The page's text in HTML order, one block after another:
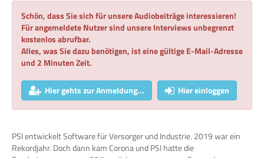
Schön, dass Sie sich für unsere Audiobeiträge interessieren!
Für angemeldete Nutzer sind unsere Interviews unbegrenzt
kostenlos abrufbar.
Alles, was Sie dazu benötigen, ist eine gültige E-Mail-Adresse
und 2 Minuten Zeit.
Hier gehts zur Anmeldung... Hier einloggen
PSI entwickelt Software für Versorger und Industrie. 2019 war ein
Rekordjahr. Doch dann kam Corona und PSI hatte die